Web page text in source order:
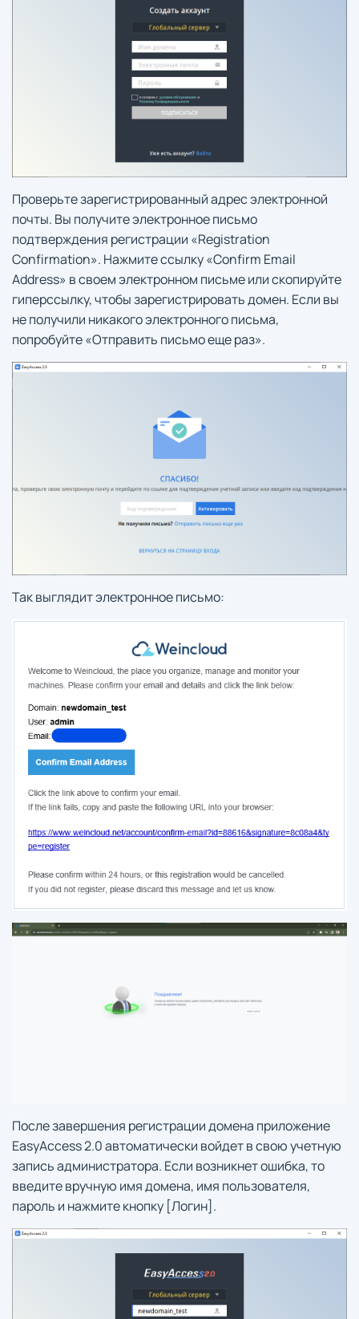
Проверьте зарегистрированный адрес электронной
почты. Вы получите электронное письмо
подтверждения регистрации «Registration
Confirmation». Нажмите ссылку «Confirm Email
Address» в своем электронном письме или скопируйте
гиперссылку, чтобы зарегистрировать домен. Если вы
не получили никакого электронного письма,
попробуйте «Отправить письмо еще раз».
Так выглядит электронное письмо:
После завершения регистрации домена приложение
EasyAccess 2.0 автоматически войдет в свою учетную
запись администратора. Если возникнет ошибка, то
введите вручную имя домена, имя пользователя,
пароль и нажмите кнопку [Логин].